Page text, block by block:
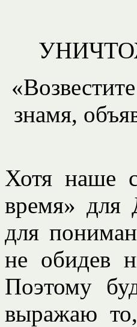
знамя,
Хотя наше
время»
для
не обидев
Поэтому
выражаю